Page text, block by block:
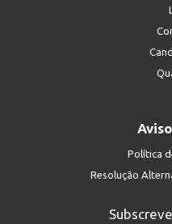
Política
Resolução